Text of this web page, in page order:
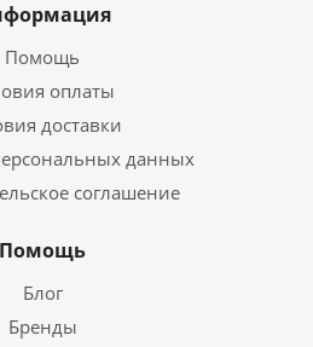
Помощь
оплаты
доставки
данных
соглашение
Помощь
Блог
Бренды